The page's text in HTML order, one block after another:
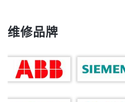
维修品牌